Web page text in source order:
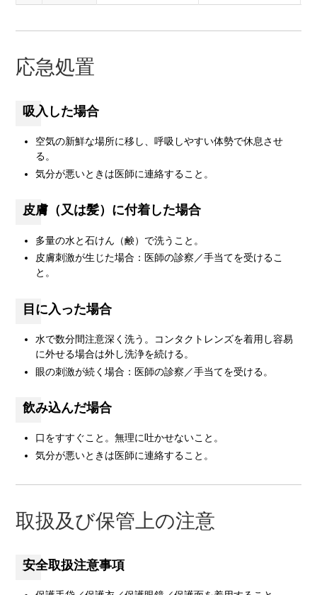
応急処置
吸入した場合
空気の新鮮な場所に移し、呼吸しやすい体勢で休息させ
る。
気分が悪いときは医師に連絡すること。
皮膚（又は髪）に付着した場合
多量の水と石けん（鹸）で洗うこと。
皮膚刺激が生じた場合：医師の診察／手当てを受けるこ
と。
目に入った場合
水で数分間注意深く洗う。コンタクトレンズを着用し容易
に外せる場合は外し洗浄を続ける。
眼の刺激が続く場合：医師の診察／手当てを受ける。
飲み込んだ場合
口をすすぐこと。無理に吐かせないこと。
気分が悪いときは医師に連絡すること。
取扱及び保管上の注意
安全取扱注意事項